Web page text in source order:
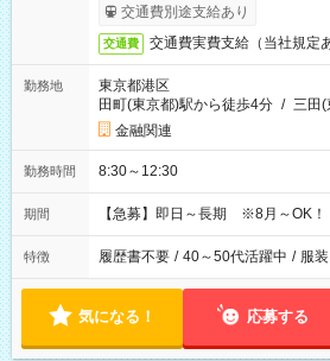
交通費別途支給あり
交通費 交通費実費支給（当社規定
勤務地
東京都港区
田町(東京都)駅から徒歩4分 / 三田(
金融関連
勤務時間 8:30～12:30
期間 【急募】即日～長期 ※8月～OK！
特徴 履歴書不要 / 40～50代活躍中 / 服
気になる！ 応募する